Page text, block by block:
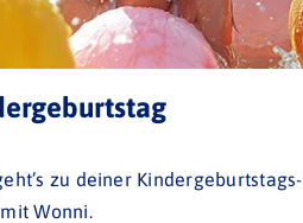
zu deiner Kindergeburtstags-
Wonni.